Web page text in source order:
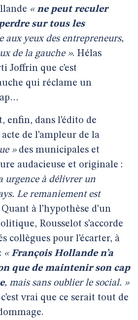
«ne peut reculer
sur tous les
aux yeux des entrepreneurs,
de la gauche ». Hélas
Joffrin que c’est
qui réclame un
enfin, dans l’édito de
de l’ampleur de la
»des municipales et
audacieuse et originale :
urgence à délivrer un
Le remaniement est
à l’hypothèse d’un
Rousselot s’accorde
collègues pour l’écarter, à
«François Hollande n’a
que de maintenir son cap
, mais sans oublier le social. »
vrai que ce serait tout de